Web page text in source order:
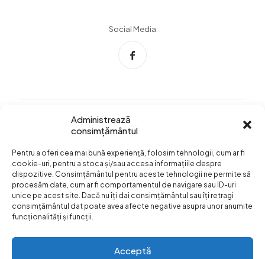
Administrează
consimțământul
Pentru a oferi cea mai bună experiență, folosim tehnologii, cum ar fi
cookie-uri, pentru a stoca și/sau accesa informațiile despre
dispozitive. Consimțământul pentru aceste tehnologii ne permite să
procesăm date, cum ar fi comportamentul de navigare sau ID-uri
unice pe acest site. Dacă nu îți dai consimțământul sau îți retragi
consimțământul dat poate avea afecte negative asupra unor anumite
funcționalități și funcții.
Acceptă
Social Media
Termeni si conditii
Confidentialitatea
datelor
Livrare si plata
Formular retur